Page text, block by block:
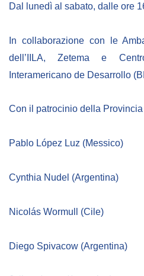
OPPORTUNITÀ
Bandi
Borse di studio
Albo fornitori
Dal lunedì al sabato, dalle ore
In collaborazione con le
dell’IILA, Zetema e
Interamericano de Desarrollo
Con il patrocinio della
Pablo López Luz (Messico)
Cynthia Nudel (Argentina)
Nicolás Wormull (Cile)
Diego Spivacow (Argentina)